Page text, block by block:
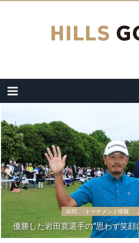
JGTC トーナメント情報
優勝した岩田寛選手の“思わず笑